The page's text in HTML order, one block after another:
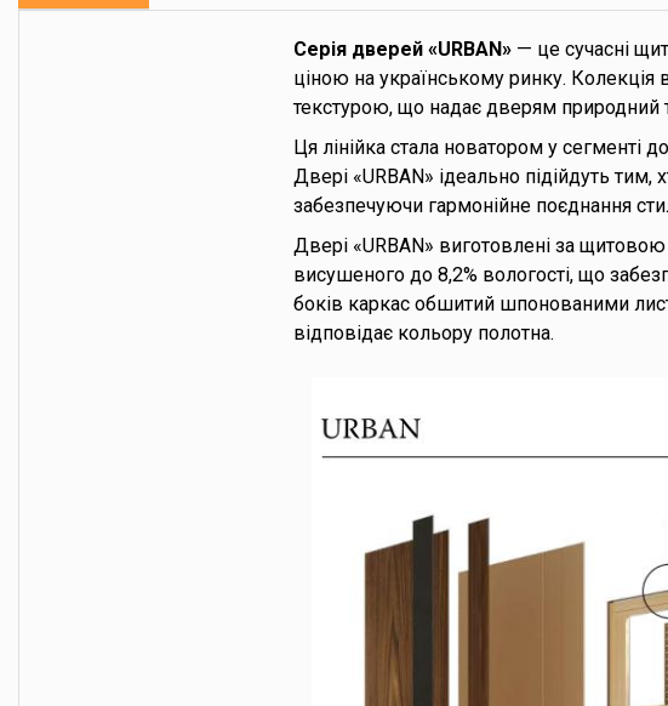
Серія дверей «URBAN» — це сучасні
ціною на українському ринку. Колекція
текстурою, що надає дверям природний
Ця лінійка стала новатором у
Двері «URBAN» ідеально підійдуть тим,
забезпечуючи гармонійне поєднання
Двері «URBAN» виготовлені за
висушеного до 8,2% вологості, що
боків каркас обшитий шпонованими
відповідає кольору полотна.